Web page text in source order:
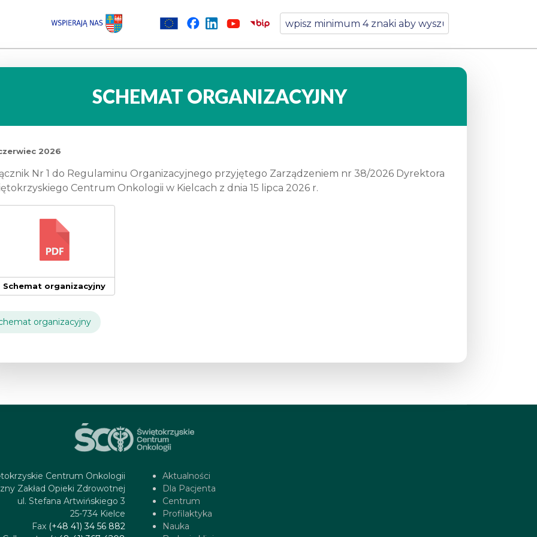
SCHEMAT ORGANIZACYJNY
2026
Nr 1 do Regulaminu Organizacyjnego przyjętego Zarządzeniem nr 38/2026 Dyrektora
Centrum Onkologii w Kielcach z dnia 15 lipca 2026 r.
Schemat organizacyjny
organizacyjny
Centrum Onkologii
Zakład Opieki Zdrowotnej
ul. Stefana Artwińskiego 3
25-734 Kielce
Fax (+48 41) 34 56 882
Aktualności
Dla Pacjenta
Centrum
Profilaktyka
Nauka